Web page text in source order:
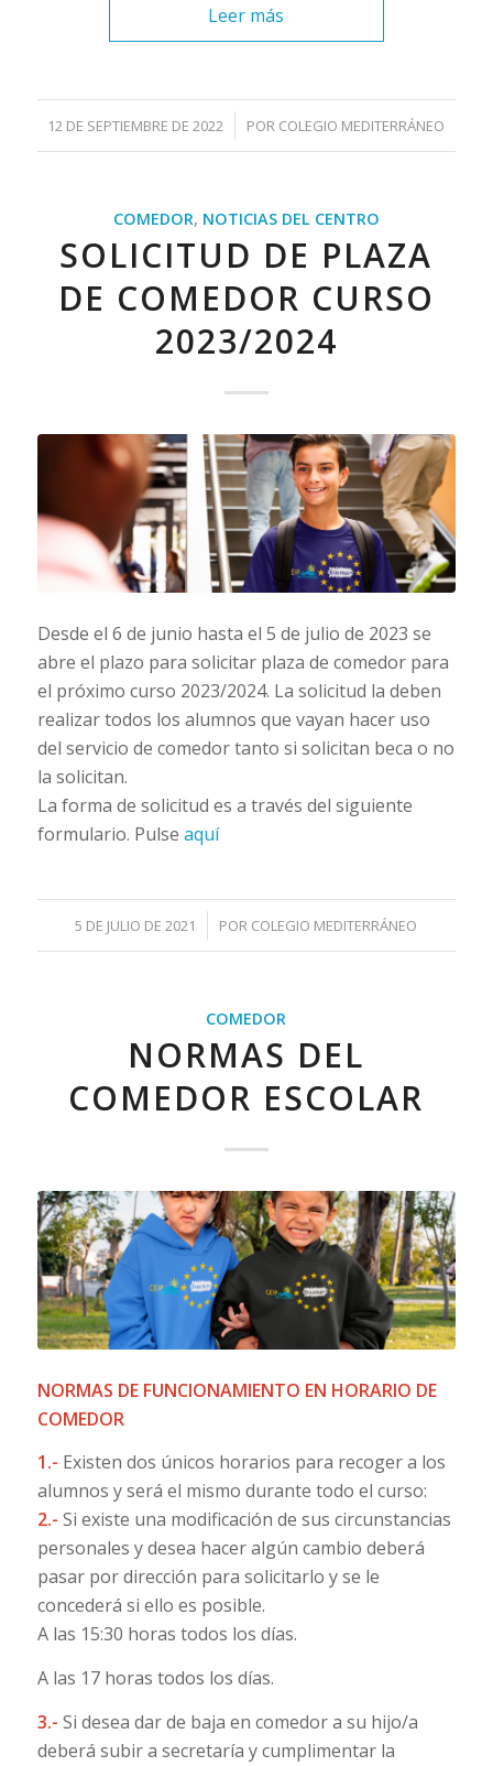
Leer más
12 DE SEPTIEMBRE DE 2022
/ POR COLEGIO MEDITERRÁNEO
COMEDOR, NOTICIAS DEL CENTRO
SOLICITUD DE PLAZA
DE COMEDOR CURSO
2023/2024
Desde el 6 de junio hasta el 5 de julio de 2023 se
abre el plazo para solicitar plaza de comedor para
el próximo curso 2023/2024. La solicitud la deben
realizar todos los alumnos que vayan hacer uso
del servicio de comedor tanto si solicitan beca o no
la solicitan.
La forma de solicitud es a través del siguiente
formulario. Pulse aquí
5 DE JULIO DE 2021
/ POR COLEGIO MEDITERRÁNEO
COMEDOR
NORMAS DEL
COMEDOR ESCOLAR
NORMAS DE FUNCIONAMIENTO EN HORARIO DE
COMEDOR
1.- Existen dos únicos horarios para recoger a los
alumnos y será el mismo durante todo el curso:
2.- Si existe una modificación de sus circunstancias
personales y desea hacer algún cambio deberá
pasar por dirección para solicitarlo y se le
concederá si ello es posible.
A las 15:30 horas todos los días.
A las 17 horas todos los días.
3.- Si desea dar de baja en comedor a su hijo/a
deberá subir a secretaría y cumplimentar la